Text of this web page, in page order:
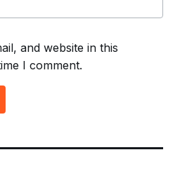
and website in this
I comment.